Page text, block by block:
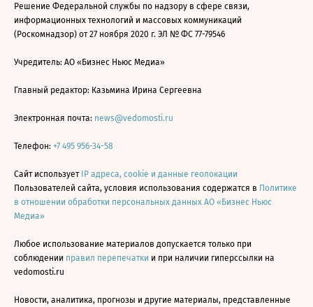
Решение Федеральной службы по надзору в сфере связи,
информационных технологий и массовых коммуникаций
(Роскомнадзор) от 27 ноября 2020 г. ЭЛ № ФС 77-79546
Учредитель: АО «Бизнес Ньюс Медиа»
Главный редактор: Казьмина Ирина Сергеевна
Электронная почта: news@vedomosti.ru
Телефон: +7 495 956-34-58
Сайт использует IP адреса, cookie и данные геолокации
Пользователей сайта, условия использования содержатся в Политике
в отношении обработки персональных данных АО «Бизнес Ньюс
Медиа»
Любое использование материалов допускается только при
соблюдении правил перепечатки и при наличии гиперссылки на
vedomosti.ru
Новости, аналитика, прогнозы и другие материалы, представленные